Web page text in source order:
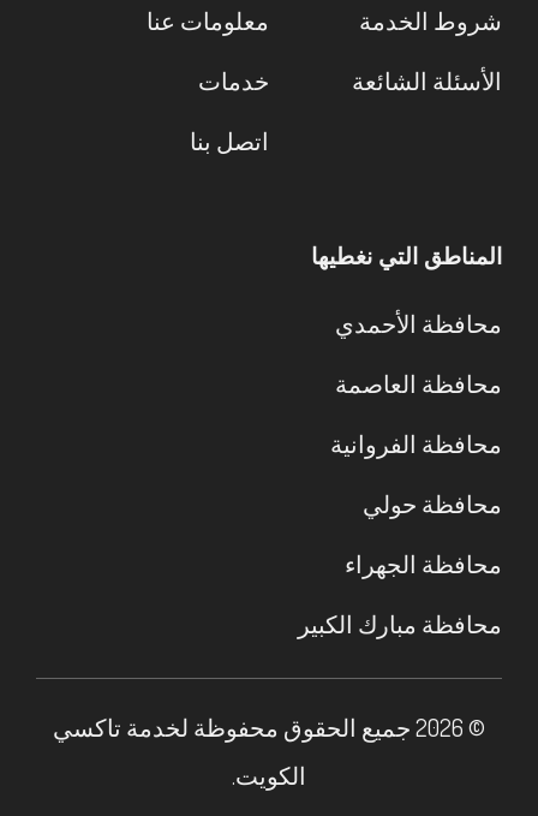
شروط الخدمة
الأسئلة الشائعة
معلومات عنا
خدمات
اتصل بنا
المناطق التي نغطيها
محافظة الأحمدي
محافظة العاصمة
محافظة الفروانية
محافظة حولي
محافظة الجهراء
محافظة مبارك الكبير
© 2026 جميع الحقوق محفوظة لخدمة تاكسي
الكويت.